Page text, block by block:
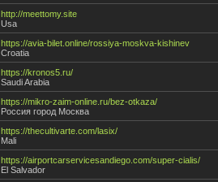
http://meettomy.site
Usa
https://avia-bilet.online/rossiya-moskva-kishinev
Croatia
https://kronos5.ru/
Saudi Arabia
https://mikro-zaim-online.ru/bez-otkaza/
Россия город Москва
https://thecultivarte.com/lasix/
Mali
https://airportcarservicesandiego.com/super-cialis/
El Salvador